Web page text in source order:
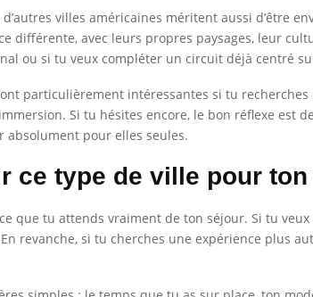
villes américaines méritent aussi d’être
différente, avec leurs propres paysages, leur
ou si tu veux compléter un circuit déjà centré
particulièrement intéressantes si tu
Si tu hésites encore, le bon réflexe
absolument pour elles seules.
ce type de ville pour ton
que tu attends vraiment de ton séjour. Si tu
revanche, si tu cherches une expérience plus